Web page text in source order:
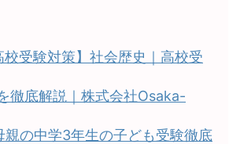
校受験対策】社会歴史｜高校受
徹底解説｜株式会社Osaka-
の中学3年生の子ども受験徹底